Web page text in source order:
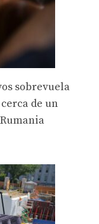
sobrevuela
de un